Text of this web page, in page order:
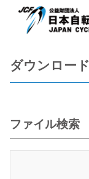
ダウンロード
ファイル検索